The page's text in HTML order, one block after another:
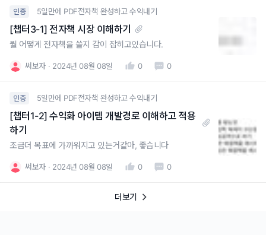
인증 5일만에 PDF전자책 완성하고 수익내기
[챕터3-1] 전자책 시장 이해하기
뭘 어떻게 전자책을 쓸지 감이 잡히고있습니다.
써보자 2024년 08월 08일 0 0
인증 5일만에 PDF전자책 완성하고 수익내기
[챕터1-2] 수익화 아이템 개발경로 이해하고 적용
하기
조금더 목표에 가까워지고 있는거같아, 좋습니다
써보자 2024년 08월 08일 0 0
더보기